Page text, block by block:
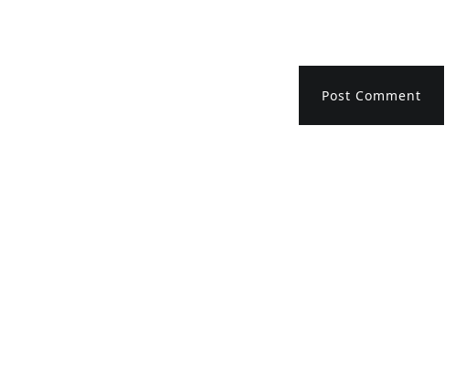
Post Comment